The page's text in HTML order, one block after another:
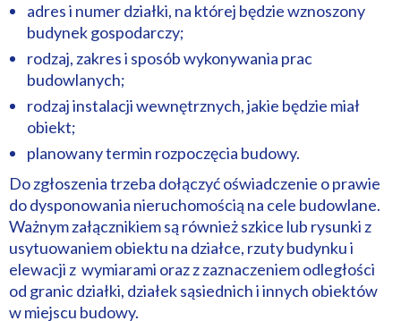
adres i numer działki, na której będzie wznoszony
budynek gospodarczy;
rodzaj, zakres i sposób wykonywania prac
budowlanych;
rodzaj instalacji wewnętrznych, jakie będzie miał
obiekt;
planowany termin rozpoczęcia budowy.
Do zgłoszenia trzeba dołączyć oświadczenie o prawie
do dysponowania nieruchomością na cele budowlane.
Ważnym załącznikiem są również szkice lub rysunki z
usytuowaniem obiektu na działce, rzuty budynku i
elewacji z wymiarami oraz z zaznaczeniem odległości
od granic działki, działek sąsiednich i innych obiektów
w miejscu budowy.